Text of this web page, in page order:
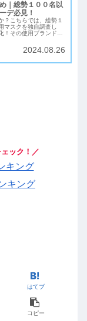
｜総勢１００名以
デ必見！
？こちらでは、総勢１
マスクを独自調査し
！その使用ブランド
てこなかった、あのマ
2024.08.26
ック！／
キング
キング
はてブ
コピー